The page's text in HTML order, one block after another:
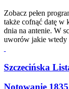
Zobacz pełen
także cofnąć datę w
dnia na antenie. W
uworów jakie wtedy
Szczecińska
Notowanie